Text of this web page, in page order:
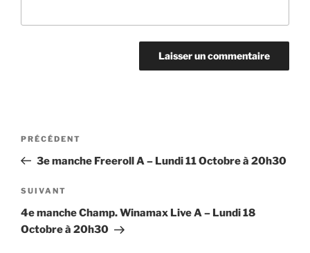
Navigation
l’article
Article
précédent
PRÉCÉDENT
3e manche Freeroll A – Lundi 11 Octobre à 20h30
Article
suivant
SUIVANT
4e manche Champ. Winamax Live A – Lundi 18
Octobre à 20h30